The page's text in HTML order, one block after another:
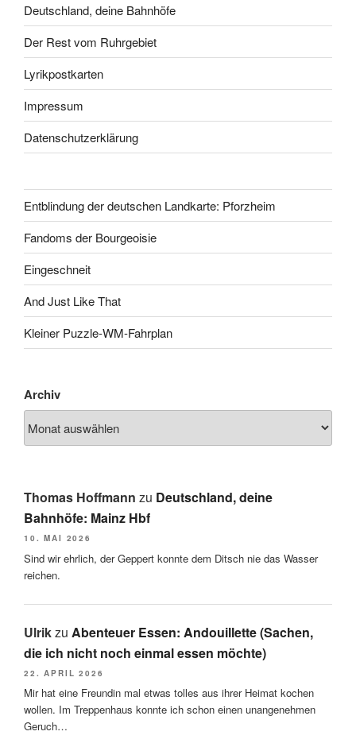
Deutschland, deine Bahnhöfe
Der Rest vom Ruhrgebiet
Lyrikpostkarten
Impressum
Datenschutzerklärung
Entblindung der deutschen Landkarte: Pforzheim
Fandoms der Bourgeoisie
Eingeschneit
And Just Like That
Kleiner Puzzle-WM-Fahrplan
Archiv
Thomas Hoffmann zu Deutschland, deine
Bahnhöfe: Mainz Hbf
10. MAI 2026
Sind wir ehrlich, der Geppert konnte dem Ditsch nie das Wasser
reichen.
Ulrikzu Abenteuer Essen: Andouillette (Sachen,
die ich nicht noch einmal essen möchte)
22. APRIL 2026
Mir hat eine Freundin mal etwas tolles aus ihrer Heimat kochen
wollen. Im Treppenhaus konnte ich schon einen unangenehmen
Geruch…